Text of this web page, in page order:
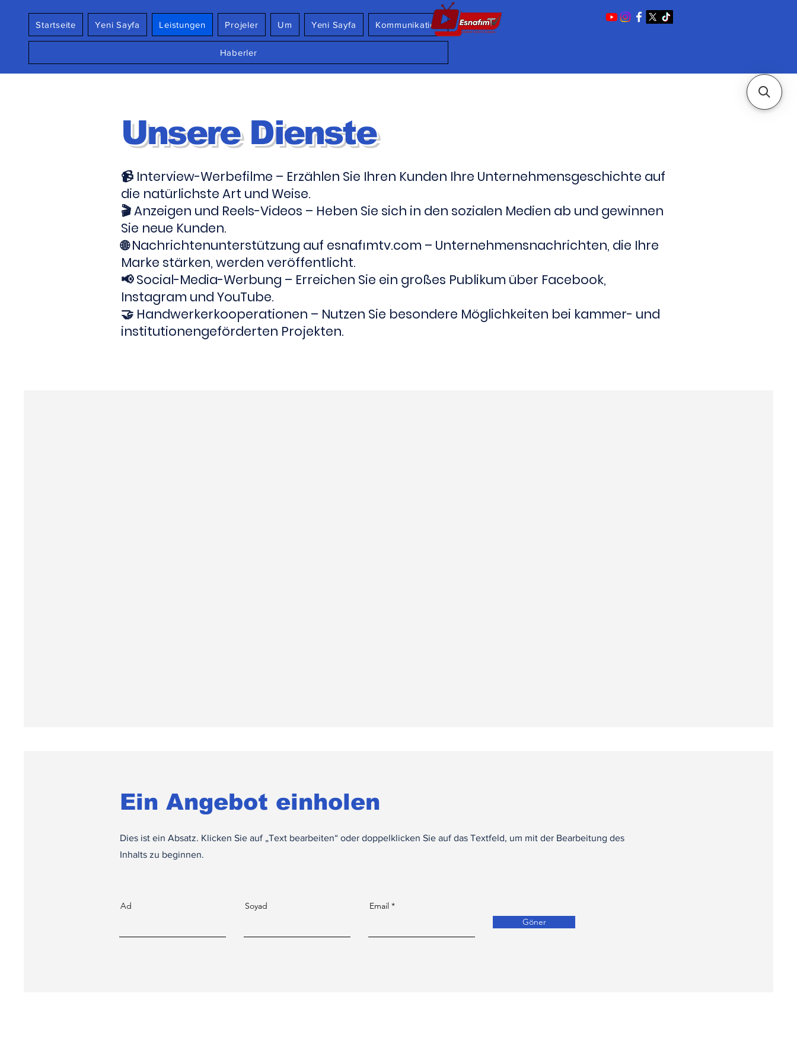
Startseite Yeni Sayfa Leistungen Projeler Um Yeni Sayfa Kommunikation
Haberler
Unsere Dienste
📹 Interview-Werbefilme – Erzählen Sie Ihren Kunden Ihre Unternehmensgeschichte auf
die natürlichste Art und Weise.
🎬 Anzeigen und Reels-Videos – Heben Sie sich in den sozialen Medien ab und gewinnen
Sie neue Kunden.
🌐 Nachrichtenunterstützung auf esnafımtv.com – Unternehmensnachrichten, die Ihre
Marke stärken, werden veröffentlicht.
📢 Social-Media-Werbung – Erreichen Sie ein großes Publikum über Facebook,
Instagram und YouTube.
🤝 Handwerkerkooperationen – Nutzen Sie besondere Möglichkeiten bei kammer- und
institutionengeförderten Projekten.
Ein Angebot einholen
Dies ist ein Absatz. Klicken Sie auf „Text bearbeiten“ oder doppelklicken Sie auf das Textfeld, um mit der Bearbeitung des
Inhalts zu beginnen.
Ad Soyad
Email
Göner